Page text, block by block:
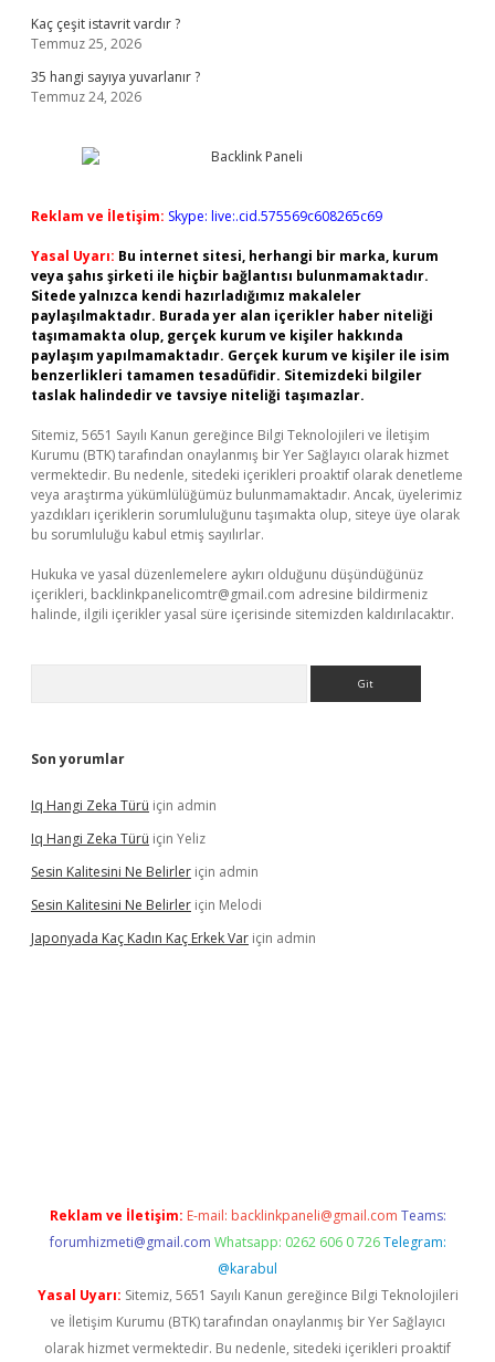
Kaç çeşit istavrit vardır ?
Temmuz 25, 2026
35 hangi sayıya yuvarlanır ?
Temmuz 24, 2026
Reklam ve İletişim: Skype: live:.cid.575569c608265c69
Yasal Uyarı: Bu internet sitesi, herhangi bir marka, kurum
veya şahıs şirketi ile hiçbir bağlantısı bulunmamaktadır.
Sitede yalnızca kendi hazırladığımız makaleler
paylaşılmaktadır. Burada yer alan içerikler haber niteliği
taşımamakta olup, gerçek kurum ve kişiler hakkında
paylaşım yapılmamaktadır. Gerçek kurum ve kişiler ile isim
benzerlikleri tamamen tesadüfidir. Sitemizdeki bilgiler
taslak halindedir ve tavsiye niteliği taşımazlar.
Sitemiz, 5651 Sayılı Kanun gereğince Bilgi Teknolojileri ve İletişim
Kurumu (BTK) tarafından onaylanmış bir Yer Sağlayıcı olarak hizmet
vermektedir. Bu nedenle, sitedeki içerikleri proaktif olarak denetleme
veya araştırma yükümlülüğümüz bulunmamaktadır. Ancak, üyelerimiz
yazdıkları içeriklerin sorumluluğunu taşımakta olup, siteye üye olarak
bu sorumluluğu kabul etmiş sayılırlar.
Hukuka ve yasal düzenlemelere aykırı olduğunu düşündüğünüz
içerikleri, backlinkpanelicomtr@gmail.com adresine bildirmeniz
halinde, ilgili içerikler yasal süre içerisinde sitemizden kaldırılacaktır.
Son yorumlar
Iq Hangi Zeka Türü için admin
Iq Hangi Zeka Türü için Yeliz
Sesin Kalitesini Ne Belirler için admin
Sesin Kalitesini Ne Belirler için Melodi
Japonyada Kaç Kadın Kaç Erkek Var için admin
Reklam ve İletişim: E-mail: backlinkpaneli@gmail.com Teams:
forumhizmeti@gmail.com Whatsapp: 0262 606 0 726 Telegram:
@karabul
Yasal Uyarı: Sitemiz, 5651 Sayılı Kanun gereğince Bilgi Teknolojileri
ve İletişim Kurumu (BTK) tarafından onaylanmış bir Yer Sağlayıcı
olarak hizmet vermektedir. Bu nedenle, sitedeki içerikleri proaktif